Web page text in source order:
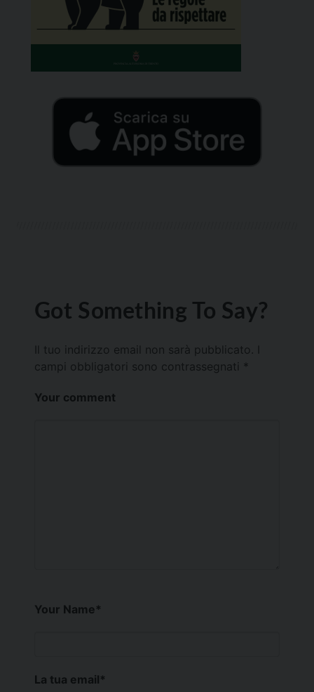
Got Something To Say?
Il tuo indirizzo email non sarà pubblicato.
campi obbligatori sono contrassegnati *
Your comment
Your Name*
La tua email*